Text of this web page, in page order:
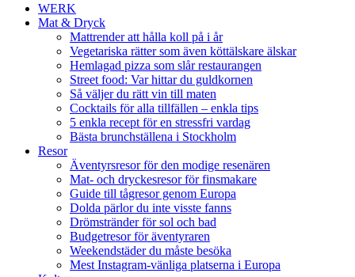
WERK
Mat & Dryck
Mattrender att hålla koll på i år
Vegetariska rätter som även köttälskare älskar
Hemlagad pizza som slår restaurangen
Street food: Var hittar du guldkornen
Så väljer du rätt vin till maten
Cocktails för alla tillfällen – enkla tips
5 enkla recept för en stressfri vardag
Bästa brunchställena i Stockholm
Resor
Äventyrsresor för den modige resenären
Mat- och dryckesresor för finsmakare
Guide till tågresor genom Europa
Dolda pärlor du inte visste fanns
Drömstränder för sol och bad
Budgetresor för äventyraren
Weekendstäder du måste besöka
Mest Instagram-vänliga platserna i Europa